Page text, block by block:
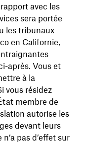
avec les
sera portée
les tribunaux
en Californie,
après. Vous et
à la
vous résidez
membre de
autorise les
devant leurs
pas d’effet sur